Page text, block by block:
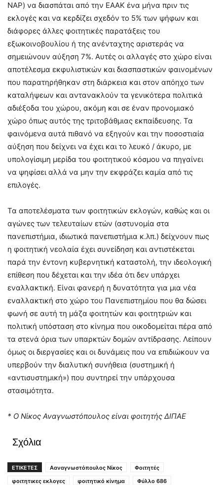
ΝΑΡ) να διασπάται από την ΕΑΑΚ ένα μήνα πριν τις
εκλογές και να κερδίζει σχεδόν το 5% των ψήφων και
διάφορες άλλες φοιτητικές παρατάξεις του
εξωκοινοβουλίου ή της ανένταχτης αριστεράς να
σημειώνουν αύξηση 7%. Αυτές οι αλλαγές στο χώρο είναι
αποτέλεσμα εκφυλιστικών και διασπαστικών φαινομένων
που παρατηρήθηκαν στη διάρκεια και στον απόηχο των
καταλήψεων και αντανακλούν τα γενικότερα πολιτικά
αδιέξοδα του χώρου, ακόμη και σε έναν προνομιακό
χώρο όπως αυτός της τριτοβάθμιας εκπαίδευσης. Τα
φαινόμενα αυτά πιθανό να εξηγούν και την ποσοστιαία
αύξηση που δείχνει να έχει και το λευκό / άκυρο, με
υπολογίσιμη μερίδα του φοιτητικού κόσμου να πηγαίνει
να ψηφίσει αλλά να μην την εκφράζει καμία από τις
επιλογές.
Τα αποτελέσματα των φοιτητικών εκλογών, καθώς και οι
αγώνες των τελευταίων ετών (αστυνομία στα
πανεπιστήμια, ιδιωτικά πανεπιστήμια κ.λπ.) δείχνουν πως
η φοιτητική νεολαία έχει συνείδηση και αντιστέκεται
παρά την έντονη κυβερνητική καταστολή, την ιδεολογική
επίθεση που δέχεται και την ιδέα ότι δεν υπάρχει
εναλλακτική. Είναι φανερή η δυνατότητα για μια νέα
εναλλακτική στο χώρο του Πανεπιστημίου που θα δώσει
φωνή σε αυτή τη μάζα φοιτητών και φοιτητριών και
πολιτική υπόσταση στο κίνημα που οικοδομείται πέρα από
τα στενά όρια των υπαρκτών δομών αντίδρασης. Λείπουν
όμως οι διεργασίες και οι δυνάμεις που να επιδιώκουν να
υπερβούν την διαλυτική συνήθεια (συστημική ή
«αντισυστημική») που συντηρεί την υπάρχουσα
στασιμότητα.
* Ο Νίκος Αναγνωστόπουλος είναι φοιτητής ΔΙΠΑΕ
Σχόλια
ΕΤΙΚΕΤΕΣ Ααναγνωστόπουλος Νίκος
Φοιτητές
φοιτητικες εκλογες
φοιτητικό κίνημα Φύλλο 686